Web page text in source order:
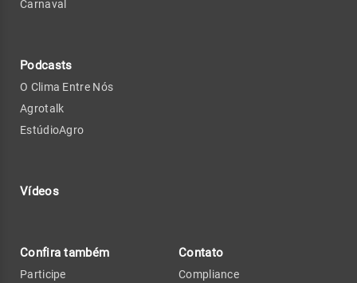
Carnaval
Podcasts
O Clima Entre Nós
Agrotalk
EstúdioAgro
Vídeos
Confira também
Participe
Contato
Compliance